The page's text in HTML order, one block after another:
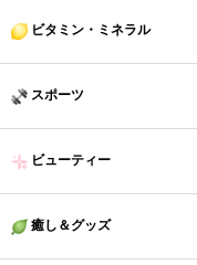
ビタミン・ミネラル
スポーツ
ビューティー
癒し＆グッズ